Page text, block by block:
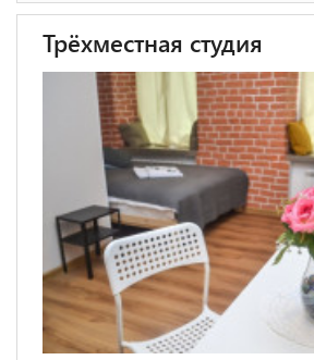
Трёхместная студия